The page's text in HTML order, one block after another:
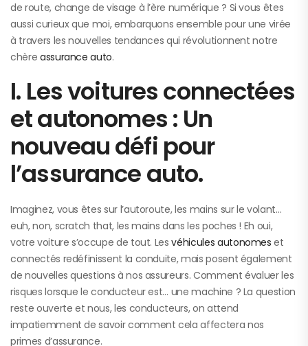
de route, change de visage à l’ère numérique ? Si vous êtes
aussi curieux que moi, embarquons ensemble pour une virée
à travers les nouvelles tendances qui révolutionnent notre
chère assurance auto.
I. Les voitures connectées
et autonomes : Un
nouveau défi pour
l’assurance auto.
Imaginez, vous êtes sur l’autoroute, les mains sur le volant…
euh, non, scratch that, les mains dans les poches ! Eh oui,
votre voiture s’occupe de tout. Lesvéhicules autonomes et
connectés redéfinissent la conduite, mais posent également
de nouvelles questions à nos assureurs. Comment évaluer les
risques lorsque le conducteur est… une machine ? La question
reste ouverte et nous, les conducteurs, on attend
impatiemment de savoir comment cela affectera nos
primes d’assurance.